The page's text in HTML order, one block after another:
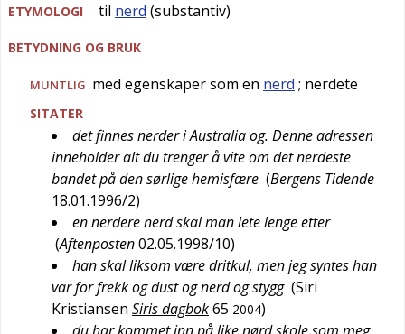
ETYMOLOGI til nerd (substantiv)
BETYDNING OG BRUK
MUNTLIG med egenskaper som en nerd ; nerdete
SITATER
det finnes nerder i Australia og. Denne adressen
inneholder alt du trenger å vite om det nerdeste
bandet på den sørlige hemisfære (Bergens Tidende
18.01.1996/2)
en nerdere nerd skal man lete lenge etter
(Aftenposten02.05.1998/10)
han skal liksom være dritkul, men jeg syntes han
var for frekk og dust og nerd og stygg (Siri
Kristiansen Siris dagbok65 2004)